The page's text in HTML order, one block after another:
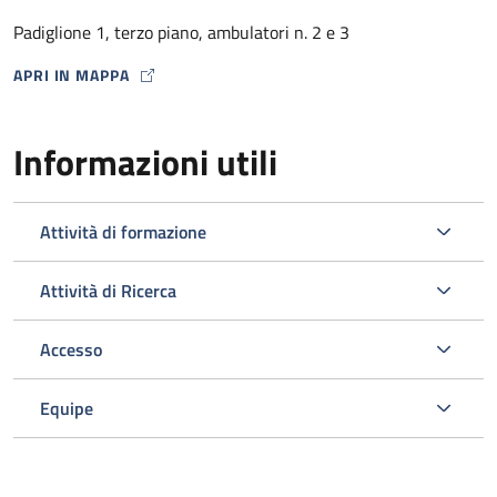
presso lo stesso Ambulatorio HIV) .
L’ambulatorio si occupa inoltre dello screening e della gestione
delle comorbosità correlate all’infezione da HIV programmando
gli esami ematici o strumentali e le visite specialistiche
opportuni nell’ambito del Policlinico.
Padiglione 1, terzo piano, ambulatori n. 2 e 3
APRI IN MAPPA
MAP ICON
Informazioni utili
Attività di formazione
Attività di Ricerca
Accesso
Equipe